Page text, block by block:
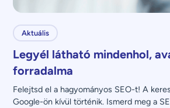
Aktuális
Legyél látható mindenhol,
forradalma
Felejtsd el a hagyományos SEO-t! A
Google-ön kívül történik. Ismerd meg a